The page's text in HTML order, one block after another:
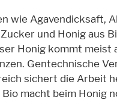
wie Agavendicksaft,
und Honig aus
Honig kommt
Gentechnische
sichert die Arbeit
macht beim Honig